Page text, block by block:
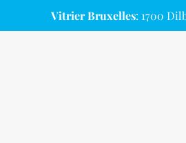
Vitrier Bruxelles: 1700